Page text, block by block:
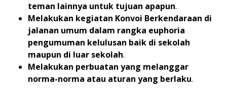
teman lainnya untuk tujuan apapun.
Melakukan kegiatan Konvoi Berkendaraan di
jalanan umum dalam rangka euphoria
pengumuman kelulusan baik di sekolah
maupun di luar sekolah.
Melakukan perbuatan yang melanggar
norma-norma atau aturan yang berlaku.